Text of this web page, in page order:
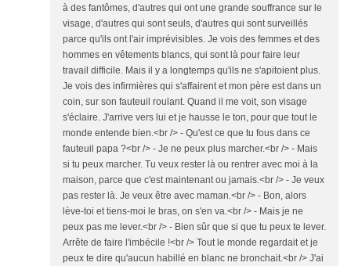
à des fantômes, d'autres qui ont une grande souffrance sur le
visage, d'autres qui sont seuls, d'autres qui sont surveillés
parce qu'ils ont l'air imprévisibles. Je vois des femmes et des
hommes en vêtements blancs, qui sont là pour faire leur
travail difficile. Mais il y a longtemps qu'ils ne s'apitoient plus.
Je vois des infirmières qui s'affairent et mon père est dans un
coin, sur son fauteuil roulant. Quand il me voit, son visage
s'éclaire. J'arrive vers lui et je hausse le ton, pour que tout le
monde entende bien.<br /> - Qu'est ce que tu fous dans ce
fauteuil papa ?<br /> - Je ne peux plus marcher.<br /> - Mais
si tu peux marcher. Tu veux rester là ou rentrer avec moi à la
maison, parce que c'est maintenant ou jamais.<br /> - Je veux
pas rester là. Je veux être avec maman.<br /> - Bon, alors
lève-toi et tiens-moi le bras, on s'en va.<br /> - Mais je ne
peux pas me lever.<br /> - Bien sûr que si que tu peux te lever.
Arrête de faire l'imbécile !<br /> Tout le monde regardait et je
peux te dire qu'aucun habillé en blanc ne bronchait.<br /> J'ai